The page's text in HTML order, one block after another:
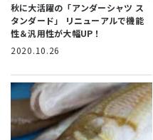
秋に大活躍の「アンダーシャツ ス
タンダード」
リニューアルで機能
性＆汎用性が大幅UP！
2020.10.26